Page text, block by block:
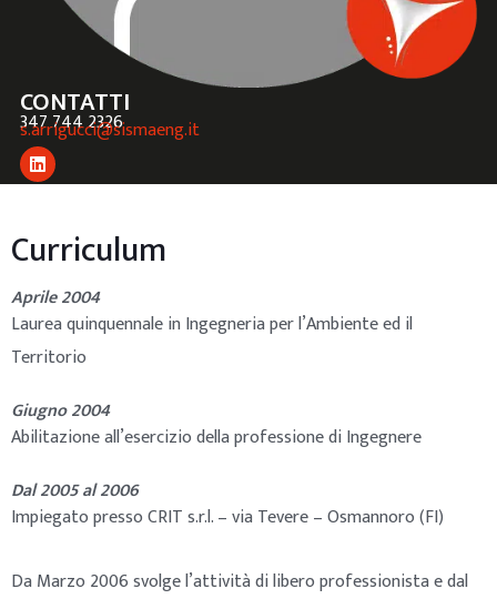
CONTATTI
347 744 2326
s.arrigucci@sismaeng.it
Curriculum
Aprile 2004
Laurea quinquennale in Ingegneria per l’Ambiente ed il
Territorio
Giugno 2004
Abilitazione all’esercizio della professione di Ingegnere
Dal 2005 al 2006
Impiegato presso CRIT s.r.l. – via Tevere – Osmannoro (FI)
Da Marzo 2006 svolge l’attività di libero professionista e dal